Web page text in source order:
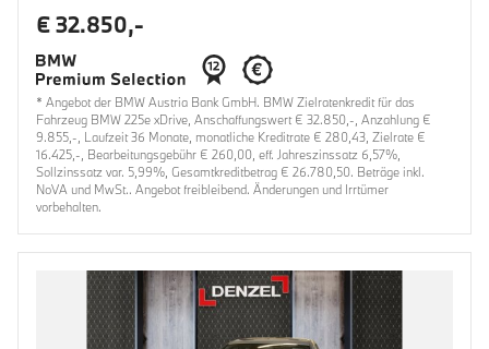
€ 32.850,-
* Angebot der BMW Austria Bank GmbH. BMW Zielratenkredit für das
Fahrzeug BMW 225e xDrive, Anschaffungswert € 32.850,-, Anzahlung €
9.855,-, Laufzeit 36 Monate, monatliche Kreditrate € 280,43, Zielrate €
16.425,-, Bearbeitungsgebühr € 260,00, eff. Jahreszinssatz 6,57%,
Sollzinssatz var. 5,99%, Gesamtkreditbetrag € 26.780,50. Beträge inkl.
NoVA und MwSt.. Angebot freibleibend. Änderungen und Irrtümer
vorbehalten.